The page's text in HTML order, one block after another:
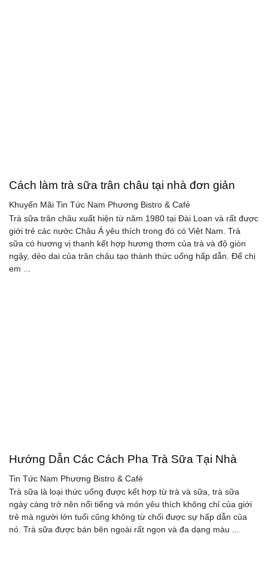
Cách làm trà sữa trân châu tại nhà đơn giản
Khuyến Mãi Tin Tức Nam Phương Bistro & Café
Trà sữa trân châu xuất hiện từ năm 1980 tại Đài Loan và rất được
giới trẻ các nước Châu Á yêu thích trong đó có Việt Nam. Trà
sữa có hương vị thanh kết hợp hương thơm của trà và độ giòn
ngậy, dẻo dai của trân châu tạo thành thức uống hấp dẫn. Để chị
em ...
Hướng Dẫn Các Cách Pha Trà Sữa Tại Nhà
Tin Tức Nam Phương Bistro & Café
Trà sữa là loại thức uống được kết hợp từ trà và sữa, trà sữa
ngày càng trở nên nổi tiếng và món yêu thích không chỉ của giới
trẻ mà người lớn tuổi cũng không từ chối được sự hấp dẫn của
nó. Trà sữa được bán bên ngoài rất ngon và đa dạng màu ...